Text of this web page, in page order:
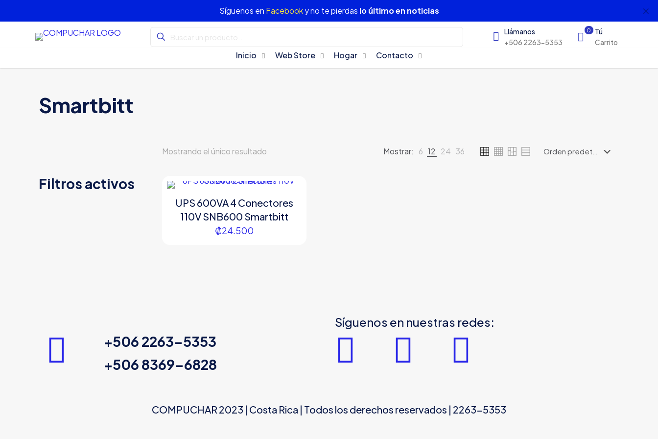
Síguenos en Facebooky no te pierdas lo último en noticias ✕
Llámanos
+506 2263-5353
0
Tú
Carrito
Inicio Web Store Hogar Contacto
Smartbitt
Filtros activos
Mostrando el único resultado Mostrar: 6 12 24 36
UPS 600VA 4 Conectores
110V SNB600 Smartbitt
₡24.500
Síguenos en nuestras redes:
+506 2263-5353
+506 8369-6828
COMPUCHAR 2023 | Costa Rica | Todos los derechos reservados | 2263-5353